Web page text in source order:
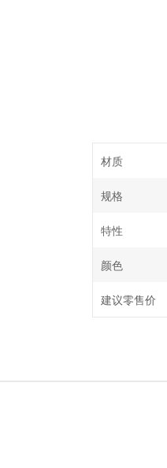
材质
规格
特性
颜色
建议零售价